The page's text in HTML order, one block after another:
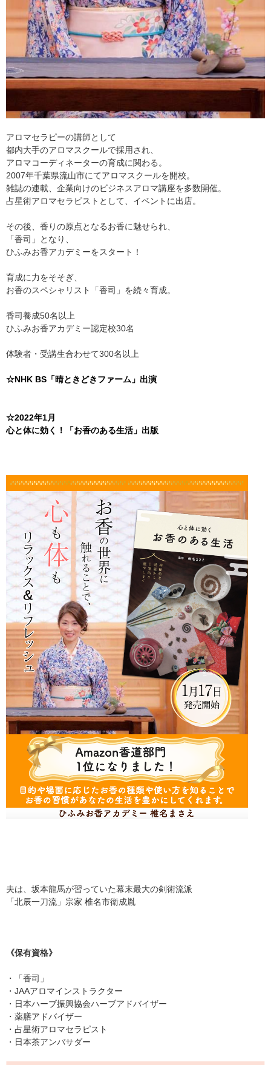
アロマセラピーの講師として
都内大手のアロマスクールで採用され、
アロマコーディネーターの育成に関わる。
2007年千葉県流山市にてアロマスクールを開校。
雑誌の連載、企業向けのビジネスアロマ講座を多数開催。
占星術アロマセラピストとして、イベントに出店。
その後、香りの原点となるお香に魅せられ、
「香司」となり、
ひふみお香アカデミーをスタート！
育成に力をそそぎ、
お香のスペシャリスト「香司」を続々育成。
香司養成50名以上
ひふみお香アカデミー認定校30名
体験者・受講生合わせて300名以上
☆NHK BS「晴ときどきファーム」出演
☆2022年1月
心と体に効く！「お香のある生活」出版
夫は、坂本龍馬が習っていた幕末最大の剣術流派
「北辰一刀流」宗家 椎名市衛成胤
《保有資格》
・「香司」
・JAAアロマインストラクター
・日本ハーブ振興協会ハーブアドバイザー
・薬膳アドバイザー
・占星術アロマセラピスト
・日本茶アンバサダー